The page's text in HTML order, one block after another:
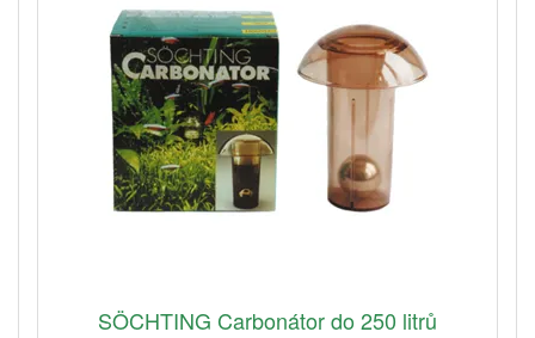
SÖCHTING Carbonátor do 250 litrů